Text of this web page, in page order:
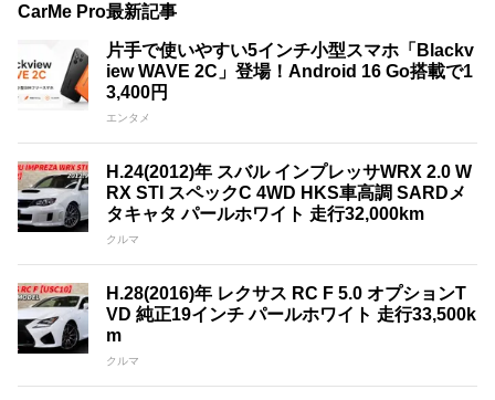
CarMe Pro最新記事
片手で使いやすい5インチ小型スマホ「Blackv
iew WAVE 2C」登場！Android 16 Go搭載で1
3,400円
エンタメ
H.24(2012)年 スバル インプレッサWRX 2.0 W
RX STI スペックC 4WD HKS車高調 SARDメ
タキャタ パールホワイト 走行32,000km
クルマ
H.28(2016)年 レクサス RC F 5.0 オプションT
VD 純正19インチ パールホワイト 走行33,500k
m
クルマ